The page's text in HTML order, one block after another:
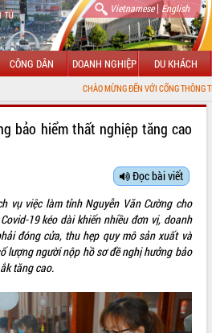
Vietnamese| English
CÔNG DÂN DOANH NGHIỆP DU KHÁCH
CHÀO MỪNG ĐẾN VỚI CỔNG THÔNG TIN ĐIỆN TỬ
bảo hiểm thất nghiệp tăng cao
Đọc bài viết
vụ việc làm tỉnh Nguyễn Văn Cường cho
19 kéo dài khiến nhiều đơn vị, doanh
đóng cửa, thu hẹp quy mô sản xuất và
lượng người nộp hồ sơ đề nghị hưởng bảo
tăng cao.